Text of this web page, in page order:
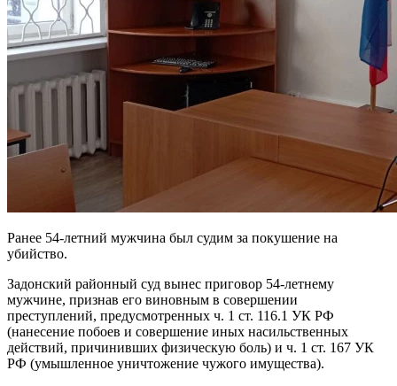
Ранее 54-летний мужчина был судим за покушение на
убийство.
Задонский районный суд вынес приговор 54-летнему
мужчине, признав его виновным в совершении
преступлений, предусмотренных ч. 1 ст. 116.1 УК РФ
(нанесение побоев и совершение иных насильственных
действий, причинивших физическую боль) и ч. 1 ст. 167 УК
РФ (умышленное уничтожение чужого имущества).